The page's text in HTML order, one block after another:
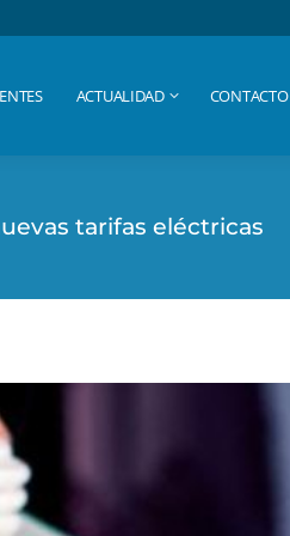
ACTUALIDAD CONTACTO
tarifas eléctricas